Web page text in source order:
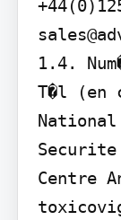
1.4.
T�l (en
National
Securite
Centre